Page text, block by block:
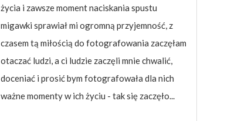
życia i zawsze moment naciskania spustu
migawki sprawiał mi ogromną przyjemność, z
czasem tą miłością do fotografowania zaczęłam
otaczać ludzi, a ci ludzie zaczęli mnie chwalić,
doceniać i prosić bym fotografowała dla nich
ważne momenty w ich życiu - tak się zaczęło...